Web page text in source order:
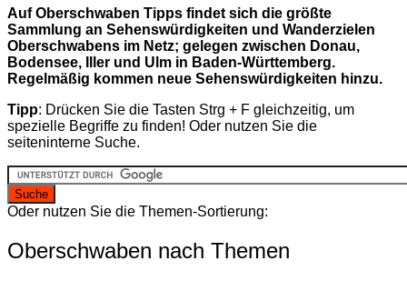
Auf Oberschwaben Tipps findet sich die größte
Sammlung an Sehenswürdigkeiten und Wanderzielen
Oberschwabens im Netz; gelegen zwischen Donau,
Bodensee, Iller und Ulm in Baden-Württemberg.
Regelmäßig kommen neue Sehenswürdigkeiten hinzu.
Tipp: Drücken Sie die Tasten Strg + F gleichzeitig, um
spezielle Begriffe zu finden! Oder nutzen Sie die
seiteninterne Suche.
Oder nutzen Sie die Themen-Sortierung:
Oberschwaben nach Themen